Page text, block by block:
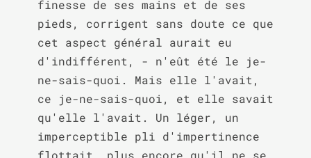
finesse de ses mains et de ses
pieds, corrigent sans doute ce que
cet aspect général aurait eu
d'indifférent, - n'eût été le je-
ne-sais-quoi. Mais elle l'avait,
ce je-ne-sais-quoi, et elle savait
qu'elle l'avait. Un léger, un
imperceptible pli d'impertinence
flottait, plus encore qu'il ne se